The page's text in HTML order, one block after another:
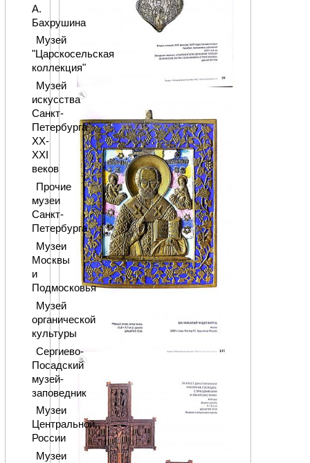
А.
Бахрушина
Музей
"Царскосельская
коллекция"
Музей
искусства
Санкт-
Петербурга
XX-
XXI
веков
Прочие
музеи
Санкт-
Петербурга
Музеи
Москвы
и
Подмосковья
Музей
органической
культуры
Сергиево-
Посадский
музей-
заповедник
Музеи
Центральной
России
Музеи